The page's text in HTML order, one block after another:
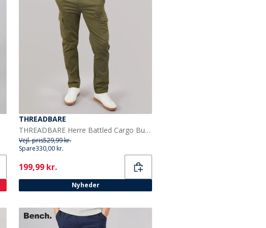
THREADBARE
THREADBARE Herre Battled Cargo Bukser Khaki
Vejl. pris529,99 kr.
Spare330,00 kr.
Current
199,99 kr.
Nyheder